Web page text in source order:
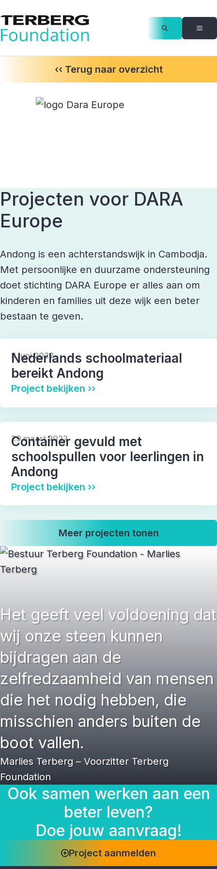
‹‹ Terug naar overzicht
Projecten voor DARA
Europe
Andong is een achterstandswijk in Cambodja.
Met persoonlijke en duurzame ondersteuning
doet stichting DARA Europe er alles aan om
kinderen en families uit deze wijk een beter
bestaan te geven.
Onderwijs Ontwikkelingshulp Welzijn
8 juni 2022
Nederlands schoolmateriaal
bereikt Andong
Project bekijken ››
Onderwijs Ontwikkelingshulp
29 maart 2022
Container gevuld met
schoolspullen voor leerlingen in
Andong
Project bekijken ››
Meer projecten tonen
Het geeft veel voldoening dat
wij onze steen kunnen
bijdragen aan de
zelfredzaamheid van mensen
die het nodig hebben, die
misschien anders buiten de
boot vallen.
Marlies Terberg – Voorzitter Terberg
Foundation
Ook samen werken aan een
beter leven?
Doe jouw aanvraag!
Project aanmelden